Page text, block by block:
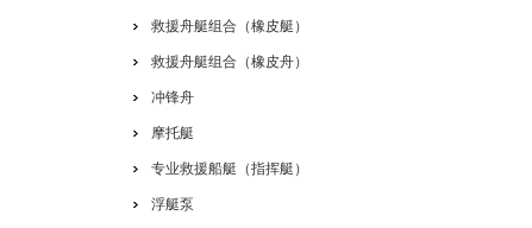
救援舟艇组合（橡皮艇）
救援舟艇组合（橡皮舟）
冲锋舟
摩托艇
专业救援船艇（指挥艇）
浮艇泵